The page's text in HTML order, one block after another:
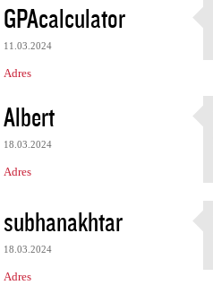
GPAcalculator
11.03.2024
Adres
Albert
18.03.2024
Adres
subhanakhtar
18.03.2024
Adres